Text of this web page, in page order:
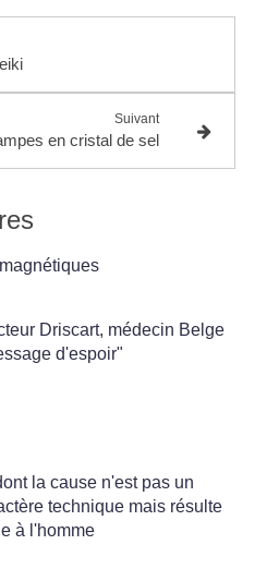
Suivant
en cristal de sel
Driscart, médecin Belge
d'espoir"
la cause n'est pas un
technique mais résulte
à l'homme